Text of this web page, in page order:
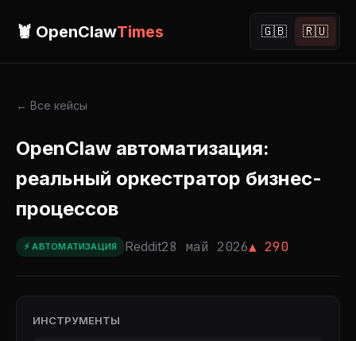
🦞 OpenClawTimes 🇬🇧 🇷🇺
← Все кейсы
OpenClaw автоматизация:
реальный оркестратор бизнес-
процессов
⚡ АВТОМАТИЗАЦИЯ Reddit28 май 2026▲ 290
ИНСТРУМЕНТЫ